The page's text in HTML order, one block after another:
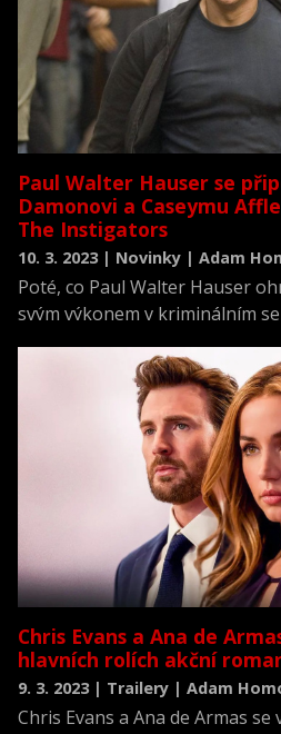
Paul Walter Hauser se
Damonovi a Caseymu
The Instigators
10. 3. 2023 | Novinky | Adam
Poté, co Paul Walter Hauser
svým výkonem v kriminálním
Chris Evans a Ana de
hlavních rolích akční
9. 3. 2023 | Trailery | Adam
Chris Evans a Ana de Armas